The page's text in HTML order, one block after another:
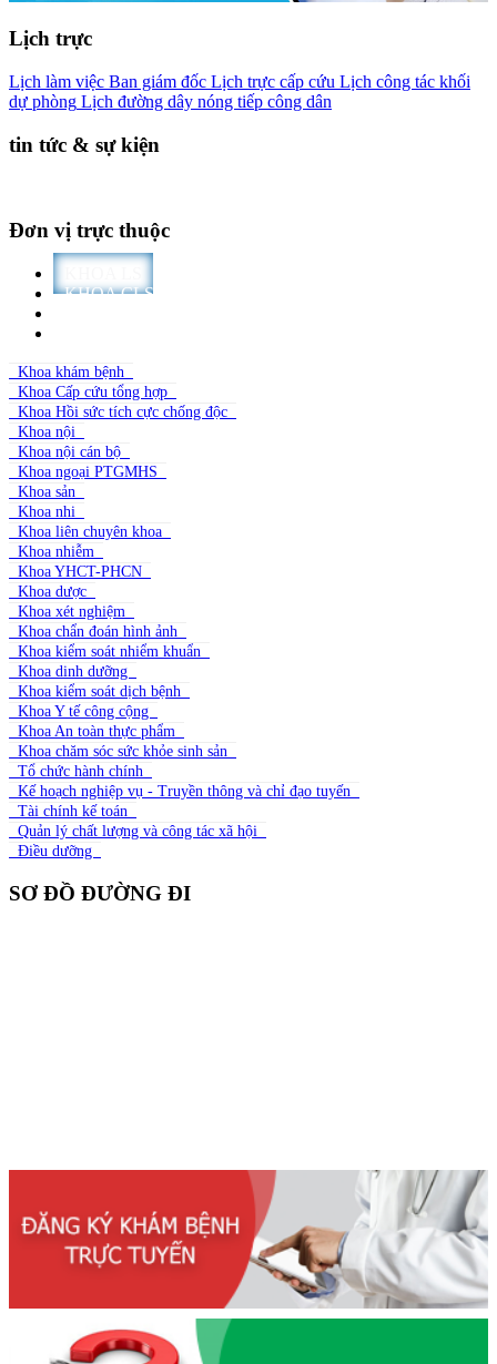
Lịch trực
Lịch làm việc Ban giám đốc Lịch trực cấp cứu Lịch công tác khối
dự phòng Lịch đường dây nóng tiếp công dân
tin tức & sự kiện
Đơn vị trực thuộc
KHOA CLS
Khoa khám bệnh
Khoa Cấp cứu tổng hợp
Khoa Hồi sức tích cực chống độc
Khoa nội
Khoa nội cán bộ
Khoa ngoại PTGMHS
Khoa sản
Khoa nhi
Khoa liên chuyên khoa
Khoa nhiễm
Khoa YHCT-PHCN
Khoa dược
Khoa xét nghiệm
Khoa chẩn đoán hình ảnh
Khoa kiểm soát nhiểm khuẩn
Khoa dinh dưỡng
Khoa kiểm soát dịch bệnh
Khoa Y tế công cộng
Khoa An toàn thực phẩm
Khoa chăm sóc sức khỏe sinh sản
Tổ chức hành chính
Kế hoạch nghiệp vụ - Truyền thông và chỉ đạo tuyến
Tài chính kế toán
Quản lý chất lượng và công tác xã hội
Điều dưỡng
SƠ ĐỒ ĐƯỜNG ĐI